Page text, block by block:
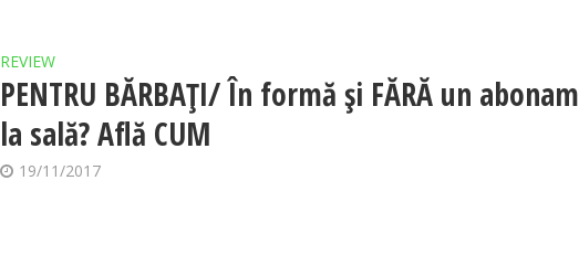
REVIEW
PENTRU BĂRBAȚI/ În formă și FĂRĂ un
la sală? Află CUM
19/11/2017